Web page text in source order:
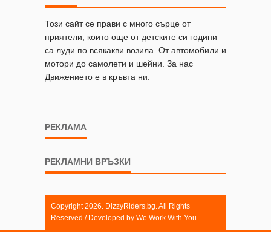
Този сайт се прави с много сърце от
приятели, които още от детските си години
са луди по всякакви возила. От автомобили и
мотори до самолети и шейни. За нас
Движението е в кръвта ни.
РЕКЛАМА
РЕКЛАМНИ ВРЪЗКИ
Copyright 2026. DizzyRiders.bg. All Rights
Reserved / Developed by We Work With You